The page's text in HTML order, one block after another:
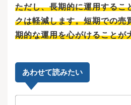
は、自分がどのような人生を送りたいの
上では、キャリアデザインも重要になり
同じ会社に長く勤めるのか、転職しなが
きするのか専業主婦になるのかによって
イフプランで必要になる金額は変わりま
分が叶えたい夢や目標を明確にすること
です。人生で重視する価値観を明らかに
ただし、長期的に運用するこ
クは軽減します。短期での売
期的な運用を心がけることが
あわせて読みたい